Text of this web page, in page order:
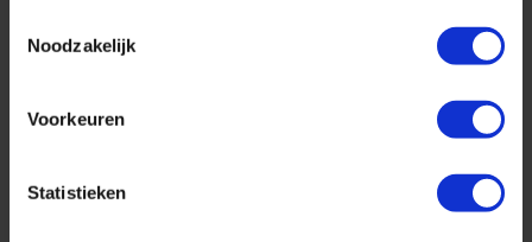
Noodzakelijk
Voorkeuren
Statistieken
Geniet in ultraluxe van wonderschone bestemmingen :-)
Cruise met Norwegian Cruise Line naar Hawaii!